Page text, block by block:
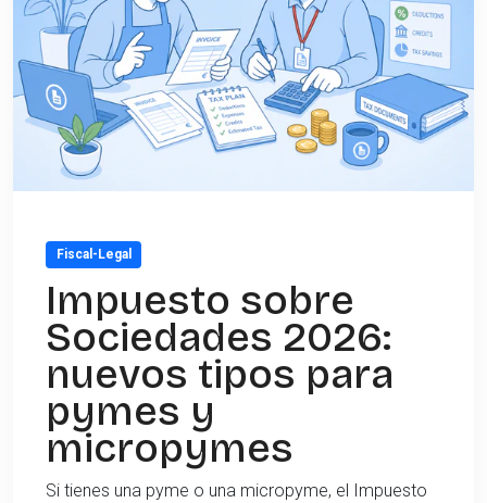
Fiscal-Legal
Impuesto sobre
Sociedades 2026:
nuevos tipos para
pymes y
micropymes
Si tienes una pyme o una micropyme, el Impuesto